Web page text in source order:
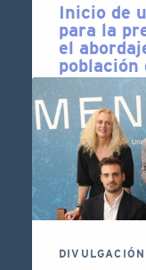
Inicio de
para la
el
población
El proyecto
Health
oficialmente
inaugura
celebra en
17 DE
DIVULGACIÓN